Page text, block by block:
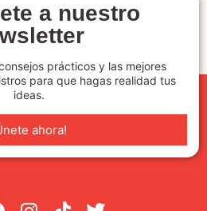
a nuestro
prácticos y las mejores
para que hagas realidad tus
ideas.
ahora!